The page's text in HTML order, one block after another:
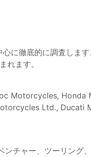
に徹底的に調査しま
れます。
Motorcycles, Honda
Ltd., Ducati
チャー、ツーリング